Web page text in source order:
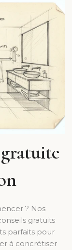
? Nos
gratuits
parfaits pour
à concrétiser